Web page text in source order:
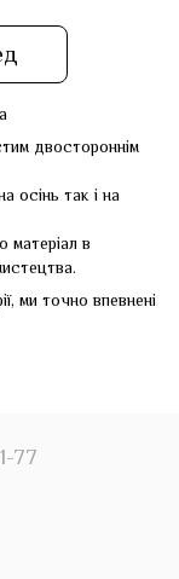
двостороннім
осінь так і на
матеріал в
ми точно впевнені
77